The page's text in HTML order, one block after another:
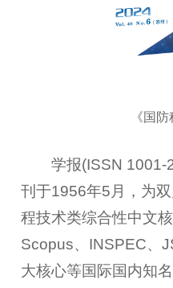
《国
学报(ISSN 1001-
刊于1956年5月，为
程技术类综合性中文
Scopus、INSPEC、
大核心等国际国内知